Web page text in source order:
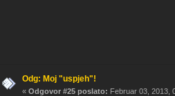
Odg: Moj "uspjeh"!
« Odgovor #25 poslato: Februar 03, 2013,